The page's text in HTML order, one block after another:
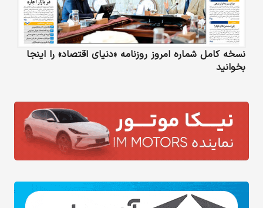
نسخه کامل شماره امروز روزنامه «دنیای‌ اقتصاد» را اینجا
بخوانید